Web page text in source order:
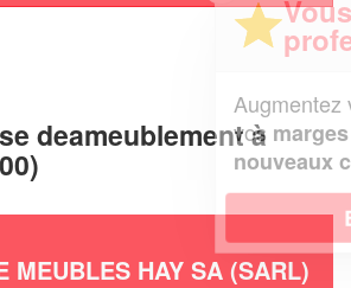
deameublement à
MEUBLES HAY SA (SARL)
Vous êtes un
chiffre d'affaireset
margestout en gagnant de
clients
En savoir plus